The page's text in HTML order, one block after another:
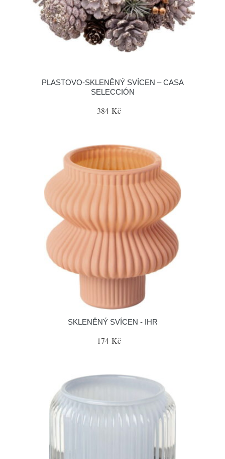
PLASTOVO-SKLENĚNÝ SVÍCEN – CASA
SELECCIÓN
384 Kč
SKLENĚNÝ SVÍCEN - IHR
174 Kč